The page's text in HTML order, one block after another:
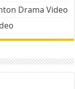
Drama Video